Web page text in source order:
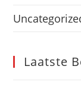
Laatste